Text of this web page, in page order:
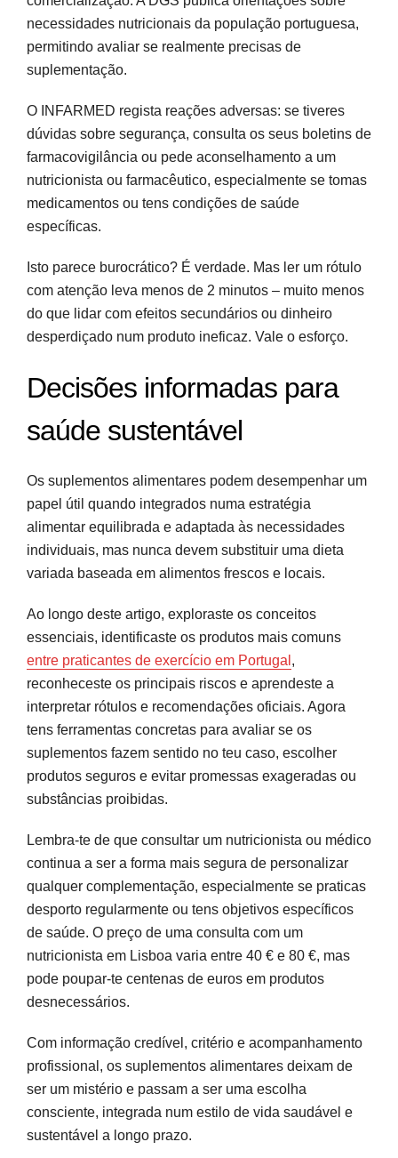
necessidades nutricionais da população portuguesa,
permitindo avaliar se realmente precisas de
suplementação.
O INFARMED regista reações adversas: se tiveres
dúvidas sobre segurança, consulta os seus boletins de
farmacovigilância ou pede aconselhamento a um
nutricionista ou farmacêutico, especialmente se tomas
medicamentos ou tens condições de saúde
específicas.
Isto parece burocrático? É verdade. Mas ler um rótulo
com atenção leva menos de 2 minutos – muito menos
do que lidar com efeitos secundários ou dinheiro
desperdiçado num produto ineficaz. Vale o esforço.
Decisões informadas para
saúde sustentável
Os suplementos alimentares podem desempenhar um
papel útil quando integrados numa estratégia
alimentar equilibrada e adaptada às necessidades
individuais, mas nunca devem substituir uma dieta
variada baseada em alimentos frescos e locais.
Ao longo deste artigo, exploraste os conceitos
essenciais, identificaste os produtos mais comuns
entre praticantes de exercício em Portugal ,
reconheceste os principais riscos e aprendeste a
interpretar rótulos e recomendações oficiais. Agora
tens ferramentas concretas para avaliar se os
suplementos fazem sentido no teu caso, escolher
produtos seguros e evitar promessas exageradas ou
substâncias proibidas.
Lembra-te de que consultar um nutricionista ou médico
continua a ser a forma mais segura de personalizar
qualquer complementação, especialmente se praticas
desporto regularmente ou tens objetivos específicos
de saúde. O preço de uma consulta com um
nutricionista em Lisboa varia entre 40 € e 80 €, mas
pode poupar-te centenas de euros em produtos
desnecessários.
Com informação credível, critério e acompanhamento
profissional, os suplementos alimentares deixam de
ser um mistério e passam a ser uma escolha
consciente, integrada num estilo de vida saudável e
sustentável a longo prazo.